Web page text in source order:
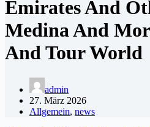
Emirates And
Medina And
And Tour World
admin
27. März 2026
Allgemein, news